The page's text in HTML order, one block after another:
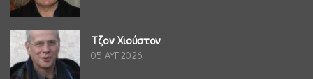
Τζον Χιούστον
05 ΑΥΓ 2026